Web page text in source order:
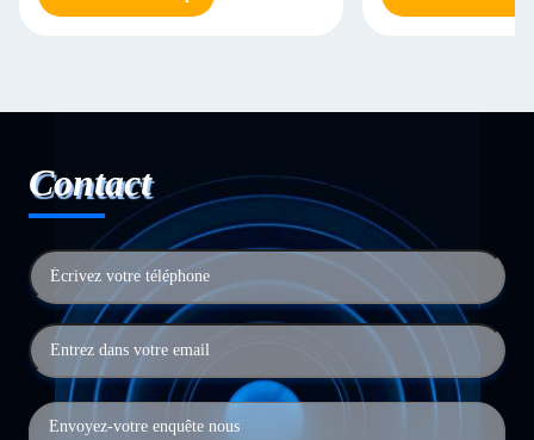
Contact